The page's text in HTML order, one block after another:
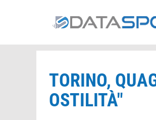
TORINO,
OSTILITÀ"